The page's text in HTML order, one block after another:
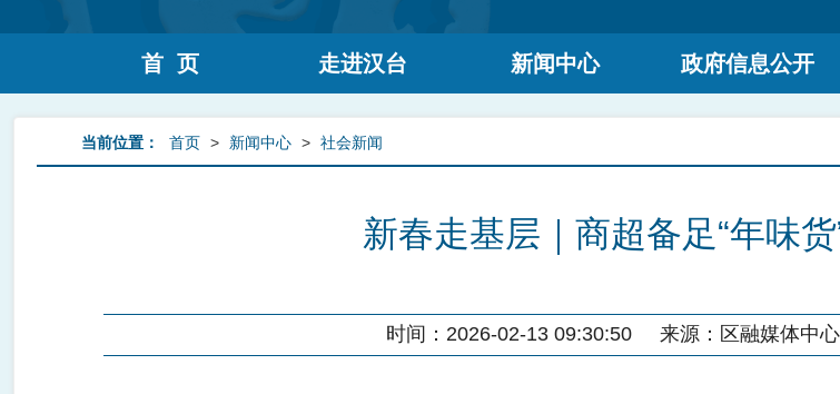
首 页 走进汉台 新闻中心 政府信息公开
当前位置： 首页 > 新闻中心 > 社会新闻
新春走基层｜商超备足“年味
时间：2026-02-13 09:30:50 来源： 区融媒体中心